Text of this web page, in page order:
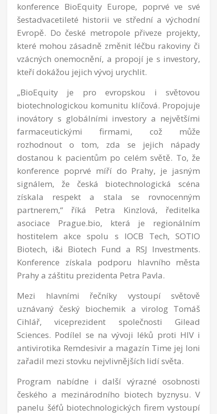
konference BioEquity Europe, poprvé ve své
šestadvacetileté historii ve střední a východní
Evropě. Do české metropole přiveze projekty,
které mohou zásadně změnit léčbu rakoviny či
vzácných onemocnění, a propojí je s investory,
kteří dokážou jejich vývoj urychlit.
„BioEquity je pro evropskou i světovou
biotechnologickou komunitu klíčová. Propojuje
inovátory s globálními investory a největšími
farmaceutickými firmami, což může
rozhodnout o tom, zda se jejich nápady
dostanou k pacientům po celém světě. To, že
konference poprvé míří do Prahy, je jasným
signálem, že česká biotechnologická scéna
získala respekt a stala se rovnocenným
partnerem,“ říká Petra Kinzlová, ředitelka
asociace Prague.bio, která je regionálním
hostitelem akce spolu s IOCB Tech, SOTIO
Biotech, i&i Biotech Fund a RSJ Investments.
Konference získala podporu hlavního města
Prahy a záštitu prezidenta Petra Pavla.
Mezi hlavními řečníky vystoupí světově
uznávaný český biochemik a virolog Tomáš
Cihlář, viceprezident společnosti Gilead
Sciences. Podílel se na vývoji léků proti HIV i
antivirotika Remdesivir a magazín Time jej loni
zařadil mezi stovku nejvlivnějších lidí světa.
Program nabídne i další výrazné osobnosti
českého a mezinárodního biotech byznysu. V
panelu šéfů biotechnologických firem vystoupí